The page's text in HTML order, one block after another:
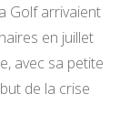
Golf arrivaient
en juillet
avec sa petite
de la crise